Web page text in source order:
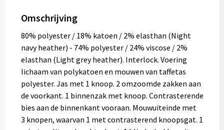
Omschrijving
80% polyester / 18% katoen / 2% elasthan (Night
navy heather) - 74% polyester / 24% viscose / 2%
elasthan (Light grey heather). Interlock. Voering
lichaam van polykatoen en mouwen van taffetas
polyester. Jas met 1 knoop. 2 omzoomde zakken aan
de voorkant. 1 binnenzak met knoop. Contrasterende
bies aan de binnenkant vooraan. Mouwuiteinde met
3 knopen, waarvan 1 met contrasterend knoopsgat. 1